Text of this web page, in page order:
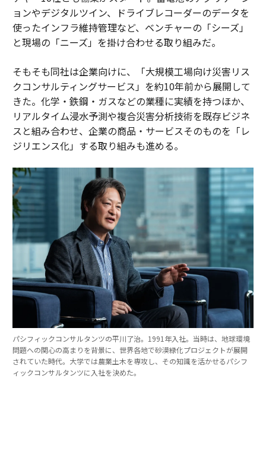
ョンやデジタルツイン、ドライブレコーダーのデータを
使ったインフラ維持管理など、ベンチャーの「シーズ」
と現場の「ニーズ」を掛け合わせる取り組みだ。
そもそも同社は企業向けに、「大規模工場向け災害リス
クコンサルティングサービス」を約10年前から展開して
きた。化学・鉄鋼・ガスなどの業種に実績を持つほか、
リアルタイム浸水予測や複合災害分析技術を既存ビジネ
スと組み合わせ、企業の商品・サービスそのものを「レ
ジリエンス化」する取り組みも進める。
パシフィックコンサルタンツの平川了治。1991年入社。当時は、地球環境
問題への関心の高まりを背景に、世界各地で砂漠緑化プロジェクトが展開
されていた時代。大学では農業土木を専攻し、その知識を活かせるパシフ
ィックコンサルタンツに入社を決めた。